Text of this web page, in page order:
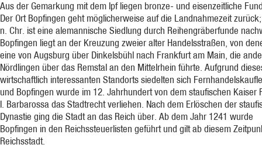
Aus der Gemarkung mit dem Ipf liegen bronze- und eisenzeitliche
Der Ort Bopfingen geht möglicherweise auf die Landnahmezeit
n. Chr. ist eine alemannische Siedlung durch Reihengräberfunde
Bopfingen liegt an der Kreuzung zweier alter Handelsstraßen, von
eine von Augsburg über Dinkelsbühl nach Frankfurt am Main, die
Nördlingen über das Remstal an den Mittelrhein führte. Aufgrund
wirtschaftlich interessanten Standorts siedelten sich
und Bopfingen wurde im 12. Jahrhundert von dem staufischen Kaiser
I. Barbarossa das Stadtrecht verliehen. Nach dem Erlöschen der
Dynastie ging die Stadt an das Reich über. Ab dem Jahr 1241 wurde
Bopfingen in den Reichssteuerlisten geführt und gilt ab diesem
Reichsstadt.